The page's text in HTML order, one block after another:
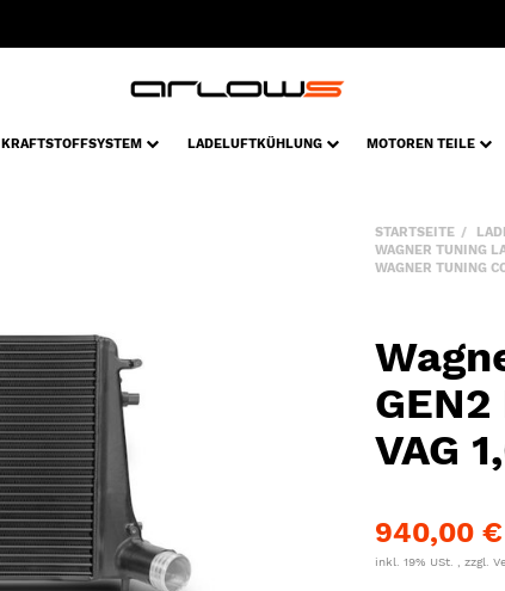
KRAFTSTOFFSYSTEM LADELUFTKÜHLUNG MOTOREN TEILE
STARTSEITE
WAGNER TUNING
WAGNER TUNING
VAG
940,00 €
inkl. 19% USt. , zzgl.